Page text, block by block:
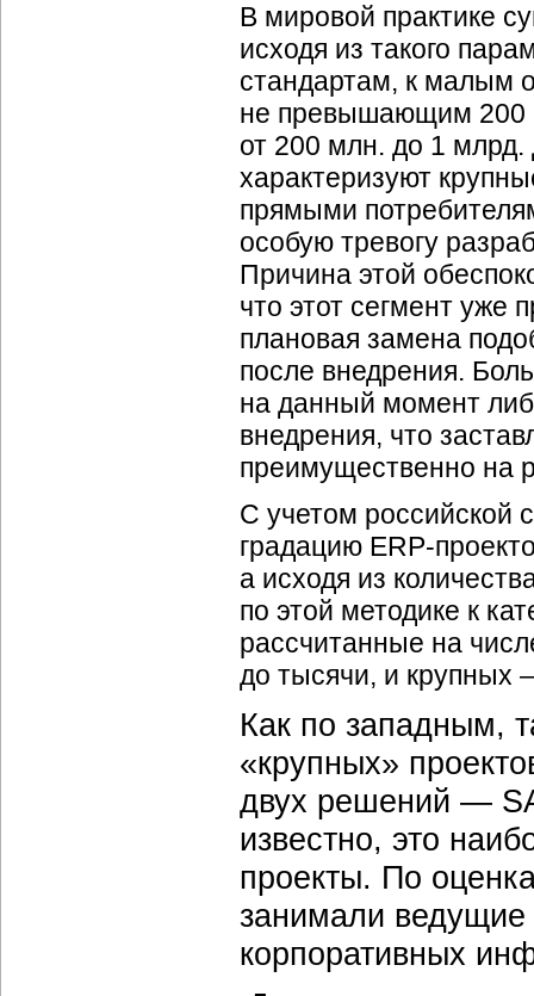
В мировой практике
исходя из такого
стандартам, к малым
не превышающим 200
от 200 млн. до 1
характеризуют
прямыми
особую тревогу
Причина этой
что этот сегмент уже
плановая замена
после внедрения.
на данный момент
внедрения, что
преимущественно на
С учетом российской
градацию ERP-
а исходя из
по этой методике к
рассчитанные на
до тысячи, и крупных
Как по западным,
«крупных»
двух решений —
известно, это
проекты. По
занимали
корпоративных